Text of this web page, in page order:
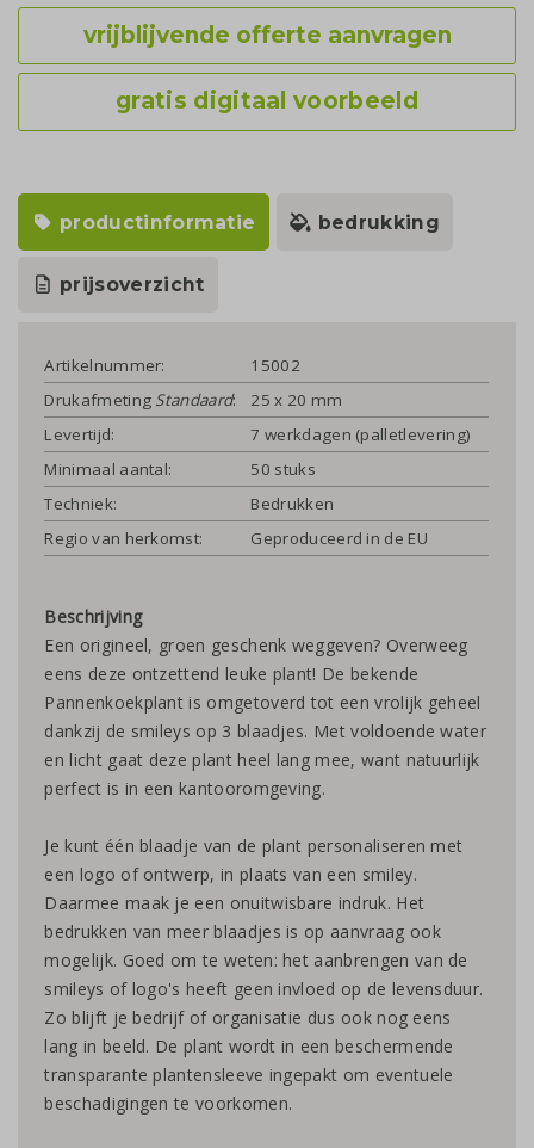
vrijblijvende offerte aanvragen
gratis digitaal voorbeeld
productinformatie bedrukking
prijsoverzicht
Artikelnummer:
15002
Drukafmeting Standaard:
25 x 20 mm
Levertijd:
7 werkdagen (palletlevering)
Minimaal aantal:
50 stuks
Techniek:
Bedrukken
Regio van herkomst:
Geproduceerd in de EU
Beschrijving
Een origineel, groen geschenk weggeven? Overweeg
eens deze ontzettend leuke plant! De bekende
Pannenkoekplant is omgetoverd tot een vrolijk geheel
dankzij de smileys op 3 blaadjes. Met voldoende water
en licht gaat deze plant heel lang mee, want natuurlijk
perfect is in een kantooromgeving.
Je kunt één blaadje van de plant personaliseren met
een logo of ontwerp, in plaats van een smiley.
Daarmee maak je een onuitwisbare indruk. Het
bedrukken van meer blaadjes is op aanvraag ook
mogelijk. Goed om te weten: het aanbrengen van de
smileys of logo's heeft geen invloed op de levensduur.
Zo blijft je bedrijf of organisatie dus ook nog eens
lang in beeld. De plant wordt in een beschermende
transparante plantensleeve ingepakt om eventuele
beschadigingen te voorkomen.